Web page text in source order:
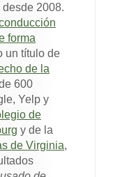
2008.
forma
un título de
de la
600
Yelp y
de
y de la
de Virginia,